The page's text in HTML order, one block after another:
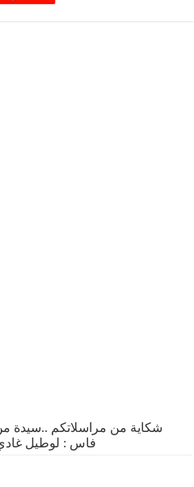
شكاية من مراسلاتكم ..سيدة
فاس : لوطيل غادي